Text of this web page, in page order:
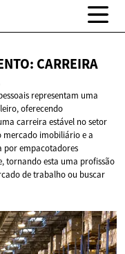
CARREIRA
representam uma
oferecendo
carreira estável no setor
mercado imobiliário e a
por empacotadores
tornando esta uma profissão
de trabalho ou buscar